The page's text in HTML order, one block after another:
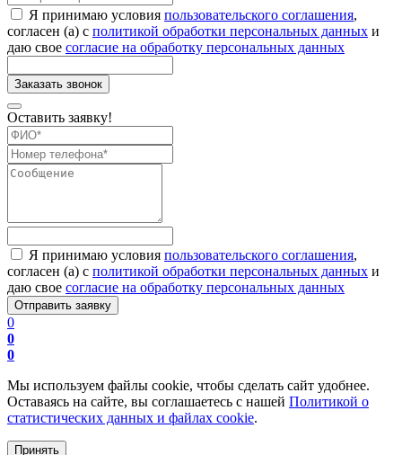
Я принимаю условия пользовательского соглашения,
согласен (а) с политикой обработки персональных данных и
даю свое согласие на обработку персональных данных
Оставить заявку!
Я принимаю условия пользовательского соглашения,
согласен (а) с политикой обработки персональных данных и
даю свое согласие на обработку персональных данных
0
0
0
Мы используем файлы cookie, чтобы сделать сайт удобнее.
Оставаясь на сайте, вы соглашаетесь с нашей Политикой о
статистических данных и файлах cookie.
Принять